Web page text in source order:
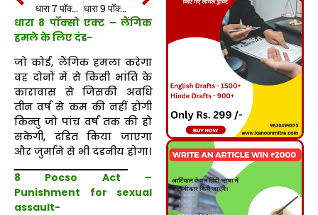
धारा 7 पॉक्सो एक्ट | 7 Pocso Act | in hindi धारा 9 पॉक्सो एक्ट | 9 Pocso Act in hindi
धारा 8 पॉक्सो एक्ट – लैंगिक
हमले के लिए दंड-
जो कोई, लैंगिक हमला करेगा
वह दोनों में से किसी भांति के
कारावास से जिसकी अवधि
तीन वर्ष से कम की नहीं होगी
किन्तु जो पांच वर्ष तक की हो
सकेगी, दंडित किया जाएगा
और जुर्माने से भी दंडनीय होगा।
8 Pocso Act –
Punishment for sexual
assault-